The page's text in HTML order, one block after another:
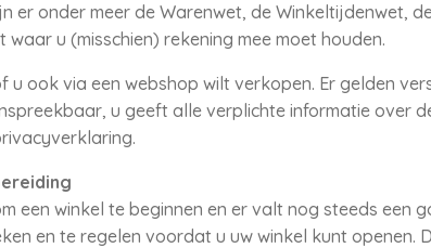
er onder meer de Warenwet, de Winkeltijdenwet,
waar u (misschien) rekening mee moet houden.
u ook via een webshop wilt verkopen. Er gelden
u geeft alle verplichte informatie over
een winkel te beginnen en er valt nog steeds een
en te regelen voordat u uw winkel kunt openen.